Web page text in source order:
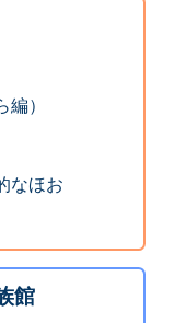
）
なほお
館